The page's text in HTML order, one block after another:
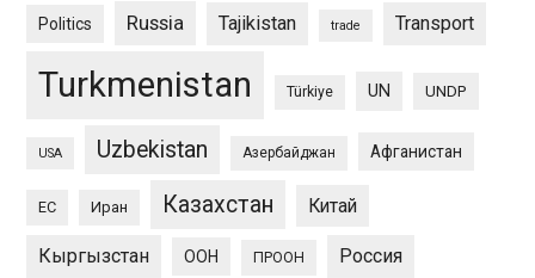
Politics Russia Tajikistan trade Transport
Turkmenistan Türkiye UN UNDP
USA Uzbekistan Азербайджан Афганистан
ЕС Иран Казахстан Китай
Кыргызстан ООН ПРООН Россия